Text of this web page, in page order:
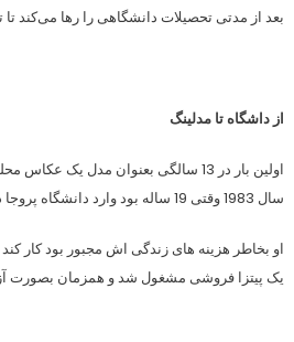
بعد از مدتی تحصیلات دانشگاهی را رها می‌کند تا
از داشگاه تا مدلینگ
اولین بار در 13 سالگی بعنوان مدل یک
سال 1983 وقتی 19 ساله بود وارد دانشگاه پروجا در رشته حقوق شد
او بخاطر هزینه های زندگی اش مجبور بود کار
یک پیتزا فروشی مشغول شد و همزمان بصورت